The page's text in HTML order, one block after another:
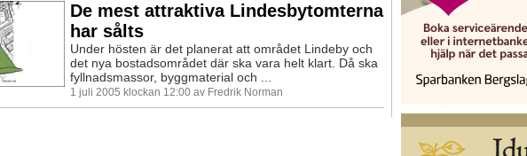
De mest attraktiva Lindesbytomterna
har sålts
Under hösten är det planerat att området Lindeby och
det nya bostadsområdet där ska vara helt klart. Då ska
fyllnadsmassor, byggmaterial och ...
1 juli 2005 klockan 12:00 av Fredrik Norman